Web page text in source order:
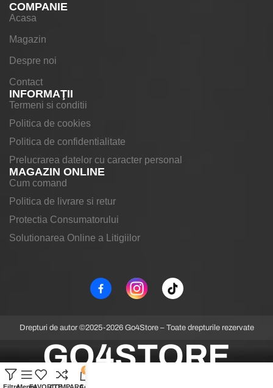
COMPANIE
Acasa
Magazin
Despre noi
Contact
INFORMAŢII
Termeni si conditii
Politica de cookies
Politica de confidentialitate
Prelucrarea datelor cu caracter personal
MAGAZIN ONLINE
Cum comand
Politica de livrare si retur
Protectia Consumatorului
Solutionarea Online a Litigiilor
Drepturi de autor ©2025-2026 Go4Store – Toate drepturile rezervate
GO4STORE
0